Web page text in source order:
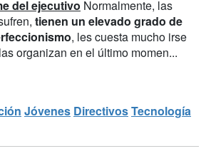
del ejecutivo Normalmente, las
tienen un elevado grado de
, les cuesta mucho irse
organizan en el último momen...
Jóvenes DirectivosTecnología